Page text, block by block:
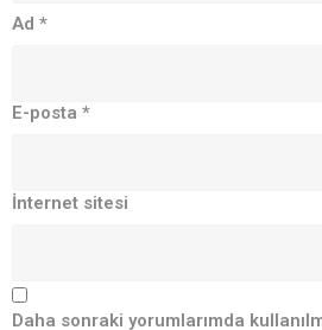
Ad *
E-posta *
İnternet sitesi
Daha sonraki yorumlarımda